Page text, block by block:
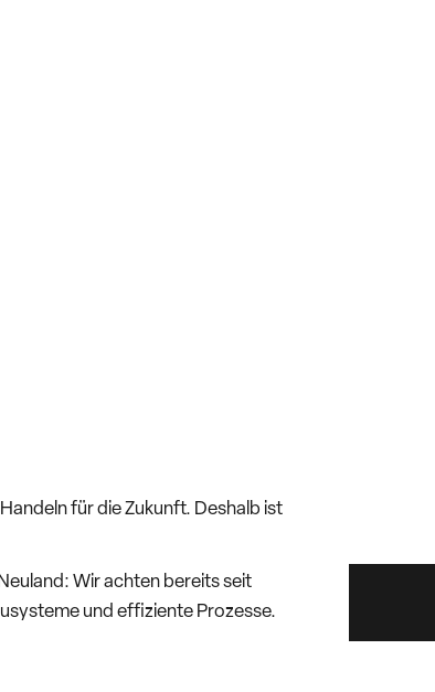
für die Zukunft. Deshalb ist
Wir achten bereits seit
und effiziente Prozesse.